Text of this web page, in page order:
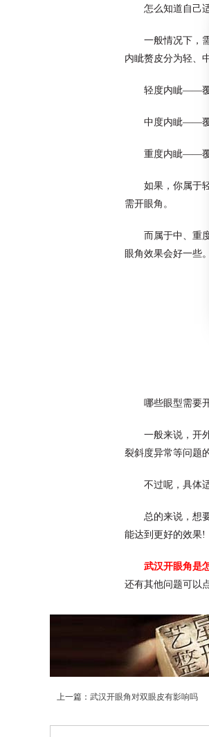
怎么知道自己
一般情况下，
内眦赘皮分为轻、
轻度内眦——覆
中度内眦——覆
重度内眦——
如果，你属于
需开眼角。
而属于中、重
眼角效果会好一些。
哪些眼型需要
一般来说，开
裂斜度异常等问题
不过呢，具体
总的来说，想
能达到更好的效果!
武汉开眼角是
还有其他问题可以
上一篇： 武汉开眼角对双眼皮有影响吗